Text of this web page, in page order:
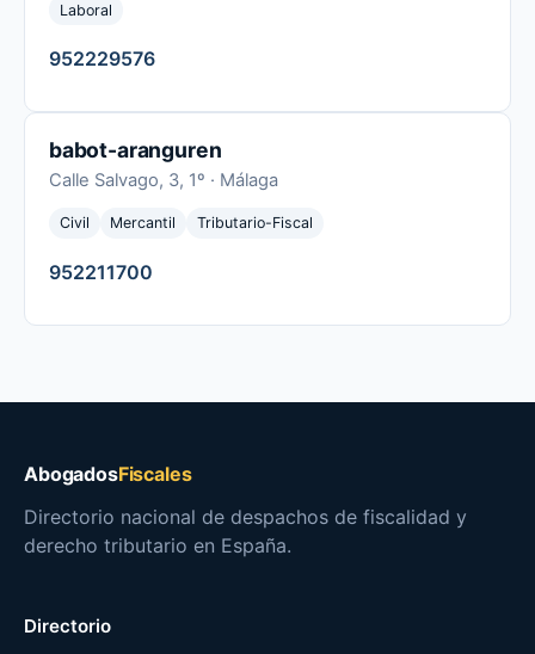
Laboral
952229576
babot-aranguren
Calle Salvago, 3, 1º · Málaga
Civil Mercantil Tributario-Fiscal
952211700
AbogadosFiscales
Directorio nacional de despachos de fiscalidad y
derecho tributario en España.
Directorio